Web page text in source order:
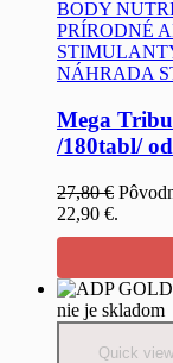
BODY
PRÍRODNÉ
NÁHRADA
Mega
/180tabl/
27,80€
22,90 €.
nie je skladom
Quick view